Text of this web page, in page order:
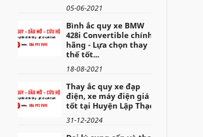
05-06-2021
Bình ắc quy xe BMW
428i Convertible chính
hãng - Lựa chọn thay
thế tốt...
18-08-2021
Thay ắc quy xe đạp
điện, xe máy điện giá
tốt tại Huyện Lập Thạch
31-12-2024